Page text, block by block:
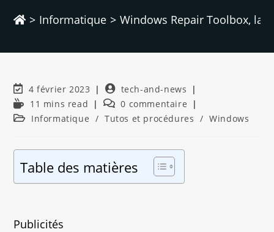
> Informatique > Windows Repair Toolbox, la
4 février 2023
tech-and-news
11 mins read
0 commentaire
Informatique / Tutos et procédures / Windows
Table des matières
Publicités